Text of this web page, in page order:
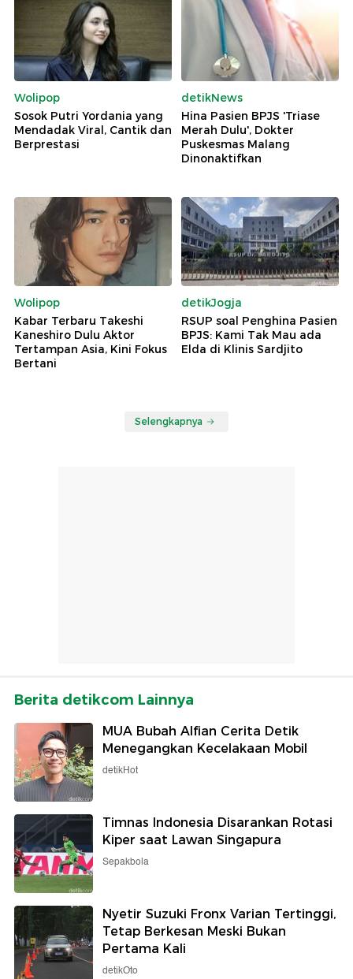
Wolipop
Sosok Putri Yordania yang
Mendadak Viral, Cantik dan
Berprestasi
detikNews
Hina Pasien BPJS 'Triase
Merah Dulu', Dokter
Puskesmas Malang
Dinonaktifkan
Wolipop
Kabar Terbaru Takeshi
Kaneshiro Dulu Aktor
Tertampan Asia, Kini Fokus
Bertani
detikJogja
RSUP soal Penghina Pasien
BPJS: Kami Tak Mau ada
Elda di Klinis Sardjito
Selengkapnya
Berita detikcom Lainnya
MUA Bubah Alfian Cerita Detik
Menegangkan Kecelakaan Mobil
detikHot
Timnas Indonesia Disarankan Rotasi
Kiper saat Lawan Singapura
Sepakbola
Nyetir Suzuki Fronx Varian Tertinggi,
Tetap Berkesan Meski Bukan
Pertama Kali
detikOto